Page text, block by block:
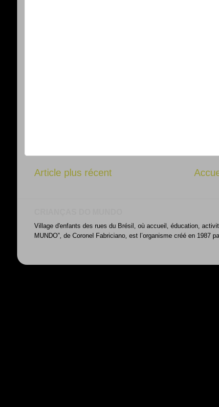
Article plus récent
Village d'enfants des rues du Brésil, où accueil, éducation,
MUNDO”, de Coronel Fabriciano, est l’organisme créé en